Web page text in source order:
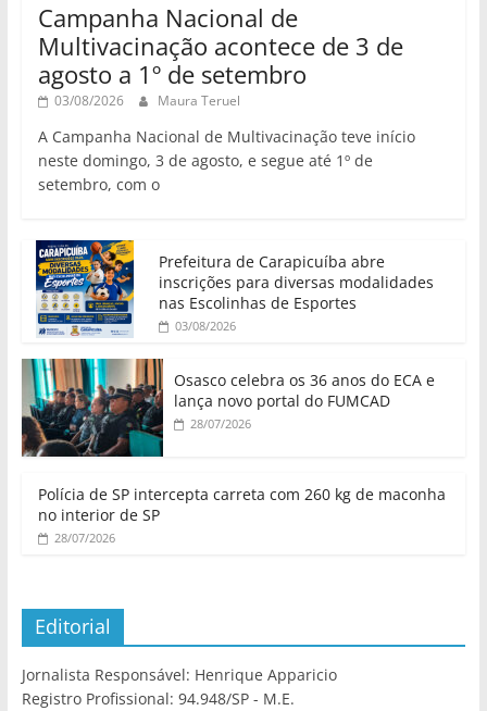
Campanha Nacional de
Multivacinação acontece de 3 de
agosto a 1º de setembro
03/08/2026 Maura Teruel
A Campanha Nacional de Multivacinação teve início
neste domingo, 3 de agosto, e segue até 1º de
setembro, com o
Prefeitura de Carapicuíba abre
inscrições para diversas modalidades
nas Escolinhas de Esportes
03/08/2026
Osasco celebra os 36 anos do ECA e
lança novo portal do FUMCAD
28/07/2026
Polícia de SP intercepta carreta com 260 kg de maconha
no interior de SP
28/07/2026
Editorial
Jornalista Responsável: Henrique Apparicio
Registro Profissional: 94.948/SP - M.E.